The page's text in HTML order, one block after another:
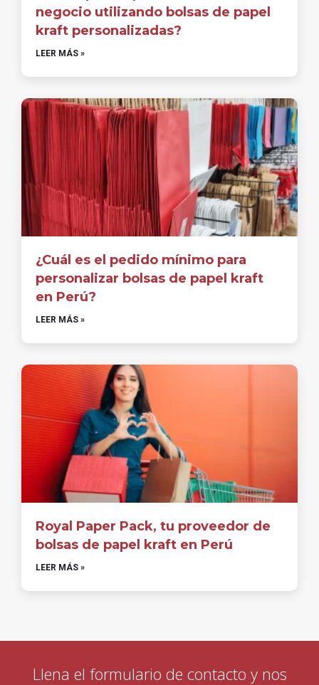
negocio utilizando bolsas de papel
kraft personalizadas?
LEER MÁS »
¿Cuál es el pedido mínimo para
personalizar bolsas de papel kraft
en Perú?
LEER MÁS »
Royal Paper Pack, tu proveedor de
bolsas de papel kraft en Perú
LEER MÁS »
Llena el formulario de contacto y nos